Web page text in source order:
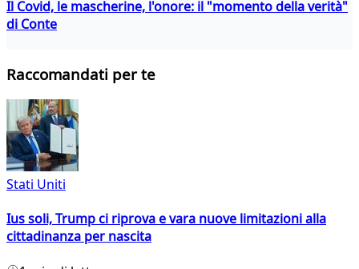
Il Covid, le mascherine, l'onore: il "momento della verità"
di Conte
Raccomandati per te
Stati Uniti
Ius soli, Trump ci riprova e vara nuove limitazioni alla
cittadinanza per nascita